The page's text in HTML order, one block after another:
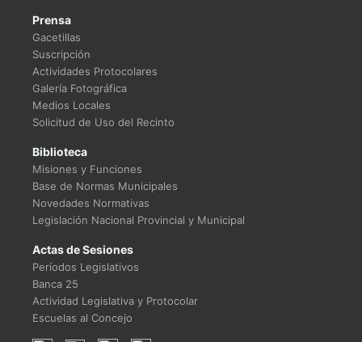
Prensa
Gacetillas
Suscripción
Actividades Protocolares
Galería Fotográfica
Medios Locales
Solicitud de Uso del Recinto
Biblioteca
Misiones y Funciones
Base de Normas Municipales
Novedades Normativas
Legislación Nacional Provincial y Municipal
Actas de Sesiones
Períodos Legislativos
Banca 25
Actividad Legislativa y Protocolar
Escuelas al Concejo